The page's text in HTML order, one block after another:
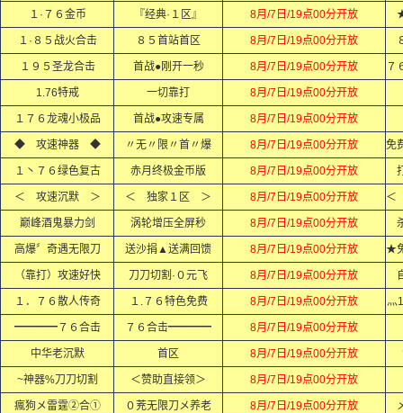
１·７６金币 『经典·１区』 8月/7日/19点00分开放
１·８５战火合击 ８５首站首区 8月/7日/19点00分开放
１９５圣龙合击 首战●刚开一秒 8月/7日/19点00分开放
1.76特戒 一切靠打 8月/7日/19点00分开放
１７６龙魂小极品 首战●攻速专属 8月/7日/19点00分开放
◆ 攻速神器 ◆ 〃无〃限〃首〃爆 8月/7日/19点00分开放
１丶７６绿色复古 赤月终极金币版 8月/7日/19点00分开放
＜ 攻速沉默 ＞ ＜ 独家１区 ＞ 8月/7日/19点00分开放
巅峰酒鬼暴力剑 涡轮增压全屏秒 8月/7日/19点00分开放
高爆〞奇遇无限刀 送沙捐▲送满回馈 8月/7日/19点00分开放
（靠打）攻速好快 刀刀切割·０元飞 8月/7日/19点00分开放
１．７６散人传奇 １.７６特色免费 8月/7日/19点00分开放 灬
━━━━７６合击 ７６合击━━━━ 8月/7日/19点00分开放
中华老沉默 首区 8月/7日/19点00分开放
~神器%刀刀切割 ＜赞助直接领＞ 8月/7日/19点00分开放
瘋狗メ雷霆②合① ０茺无限刀メ养老 8月/7日/19点00分开放